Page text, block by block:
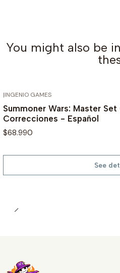
You might also be
|INGENIO GAMES
Summoner Wars: Master
Correcciones - Español
$68.990
See